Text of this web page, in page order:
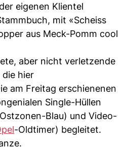
eigenen Klientel
mit «Scheiss
aus Meck-Pomm cool
aber nicht verletzende
die hier
am Freitag erschienenen
Single-Hüllen
Blau) und Video-
-Oldtimer) begleitet.